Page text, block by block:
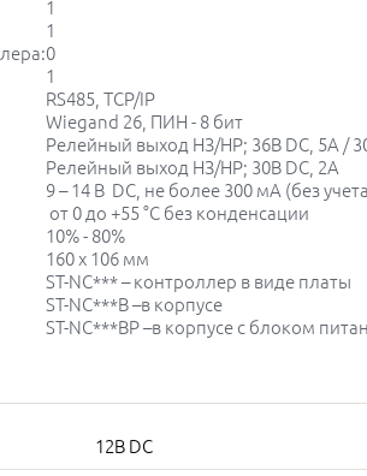
1
1
0
1
RS485, TCP/IP
Wiegand 26, ПИН - 8 бит
Релейный выход НЗ/НР; 36В DC, 5А /
Релейный выход НЗ/НР; 30В DC, 2А
9 – 14 В DC, не более 300 мА (без
от 0 до +55 °С без конденсации
10% - 80%
160 х 106 мм
ST-NC*** – контроллер в виде платы
ST-NC***B –в корпусе
ST-NC***BP –в корпусе с блоком
12В DC